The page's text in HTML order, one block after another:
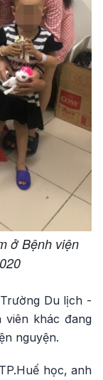
ở Bệnh viện
Du lịch -
khác đang
nguyện.
học, anh